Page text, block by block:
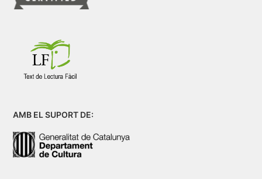
AMB EL SUPORT DE: